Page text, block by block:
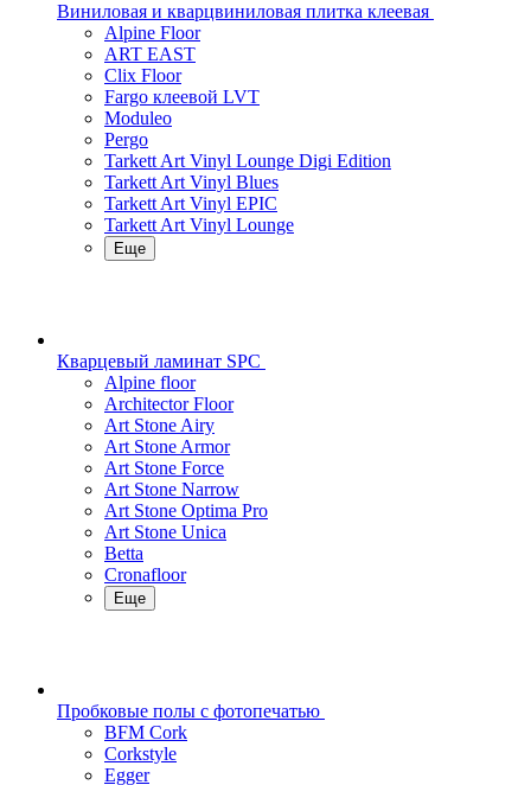
Виниловая и кварцвиниловая плитка клеевая
Alpine Floor
ART EAST
Clix Floor
Fargo клеевой LVT
Moduleo
Pergo
Tarkett Art Vinyl Lounge Digi Edition
Tarkett Art Vinyl Blues
Tarkett Art Vinyl EPIC
Tarkett Art Vinyl Lounge
Еще
Кварцевый ламинат SPC
Alpine floor
Architector Floor
Art Stone Airy
Art Stone Armor
Art Stone Force
Art Stone Narrow
Art Stone Optima Pro
Art Stone Unica
Betta
Cronafloor
Еще
Пробковые полы с фотопечатью
BFM Cork
Corkstyle
Egger